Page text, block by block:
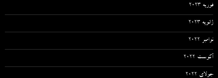
فوریه 2023
ژانویه 2023
نوامبر 2022
آگوست 2022
جولای 2022